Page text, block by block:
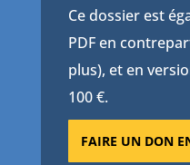
Ce dossier est
PDF en
plus), et en
100 €.
FAIRE UN DON